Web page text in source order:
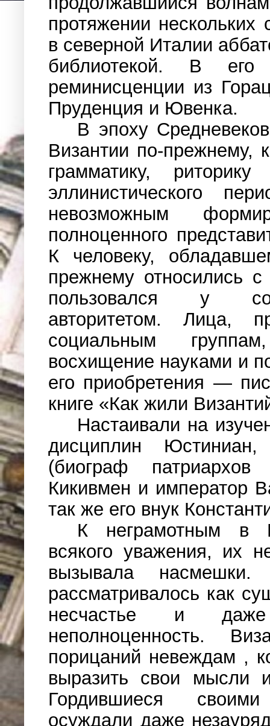
протяжении
в северной Италии
библиотекой. В его
реминисценции из
Пруденция и Ювенка.
В эпоху
Византии по-прежнему,
грамматику,
эллинистического
невозможным
полноценного
К человеку,
прежнему относились
пользовался у
авторитетом. Лица,
социальным
восхищение науками и
его приобретения —
книге «Как жили
Настаивали на
дисциплин
(биограф
Кикивмен и император
так же его внук
К неграмотным в
всякого уважения, их
вызывала насмешки.
рассматривалось как
несчастье и
неполноценность.
порицаний невеждам ,
выразить свои мысли
Гордившиеся
осуждали даже